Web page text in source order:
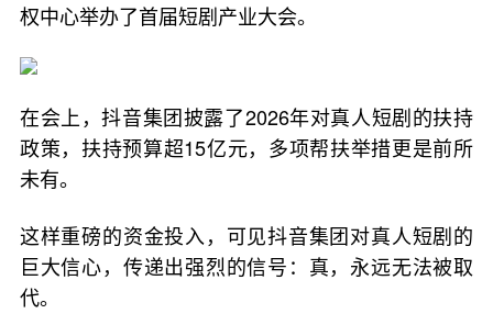
权中心举办了首届短剧产业大会。
在会上，抖音集团披露了2026年对真人短剧的扶持
政策，扶持预算超15亿元，多项帮扶举措更是前所
未有。
这样重磅的资金投入，可见抖音集团对真人短剧的
巨大信心，传递出强烈的信号：真，永远无法被取
代。